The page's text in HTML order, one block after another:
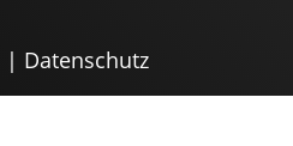
| Datenschutz